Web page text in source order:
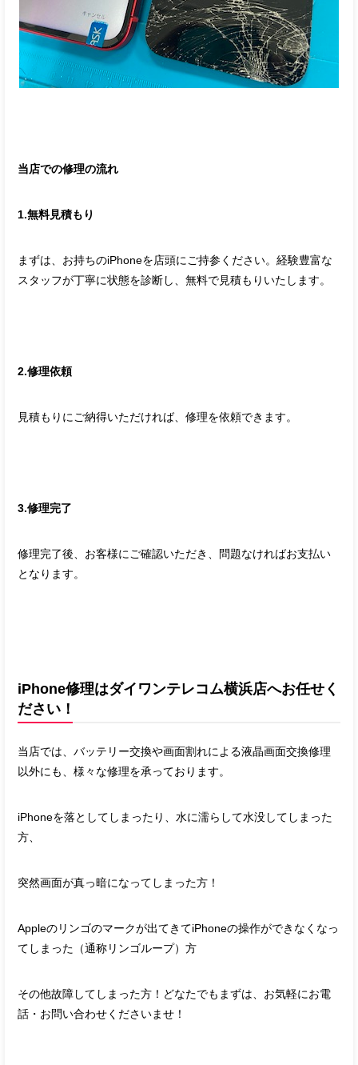
当店での修理の流れ
1.無料見積もり
まずは、お持ちのiPhoneを店頭にご持参ください。経験豊富な
スタッフが丁寧に状態を診断し、無料で見積もりいたします。
2.修理依頼
見積もりにご納得いただければ、修理を依頼できます。
3.修理完了
修理完了後、お客様にご確認いただき、問題なければお支払い
となります。
iPhone修理はダイワンテレコム横浜店へお任せく
ださい！
当店では、バッテリー交換や画面割れによる液晶画面交換修理
以外にも、様々な修理を承っております。
iPhoneを落としてしまったり、水に濡らして水没してしまった
方、
突然画面が真っ暗になってしまった方！
Appleのリンゴのマークが出てきてiPhoneの操作ができなくなっ
てしまった（通称リンゴループ）方
その他故障してしまった方！どなたでもまずは、お気軽にお電
話・お問い合わせくださいませ！